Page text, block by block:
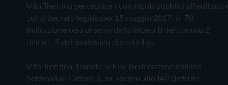
Vita Trentina percepisce i contributi pubblici all'editoria
cui al decreto legislativo 15 maggio 2017, n. 70.
Indicazione resa ai sensi della lettera f) del comma 2
dell'art. 5 del medesimo decreto Lgs.
Vita Trentina, tramite la Fisc (Federazione Italiana
Settimanali Cattolici), ha aderito allo IAP (Istituto